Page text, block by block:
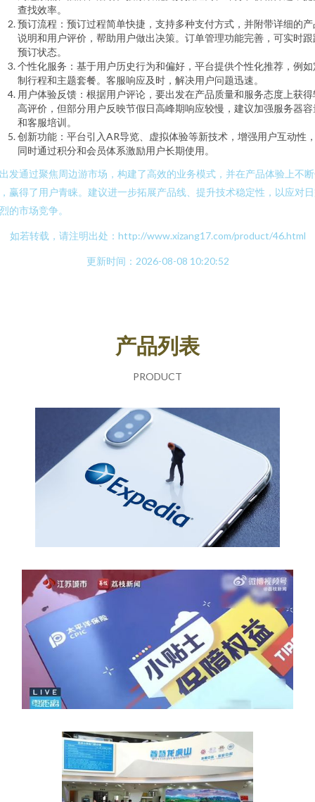
查找效率。
预订流程：预订过程简单快捷，支持多种支付方式，并附带详细的产
说明和用户评价，帮助用户做出决策。订单管理功能完善，可实时跟
预订状态。
个性化服务：基于用户历史行为和偏好，平台提供个性化推荐，例如
制行程和主题套餐。客服响应及时，解决用户问题迅速。
用户体验反馈：根据用户评论，要出发在产品质量和服务态度上获得
高评价，但部分用户反映节假日高峰期响应较慢，建议加强服务器容
和客服培训。
创新功能：平台引入AR导览、虚拟体验等新技术，增强用户互动性
同时通过积分和会员体系激励用户长期使用。
发通过聚焦周边游市场，构建了高效的业务模式，并在产品体验上不
赢得了用户青睐。建议进一步拓展产品线、提升技术稳定性，以应对
的市场竞争。
如若转载，请注明出处：http://www.xizang17.com/product/46.html
更新时间：2026-08-08 10:20:52
产品列表
PRODUCT